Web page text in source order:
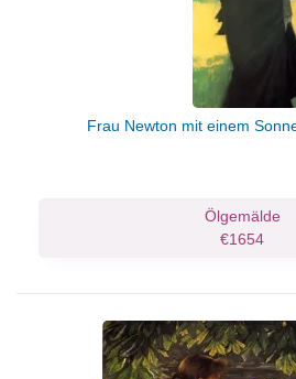
Frau Newton mit einem
Ölgemälde
€1654